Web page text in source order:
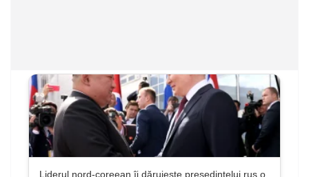
Liderul nord-coreean îi dăruiește președintelui rus o